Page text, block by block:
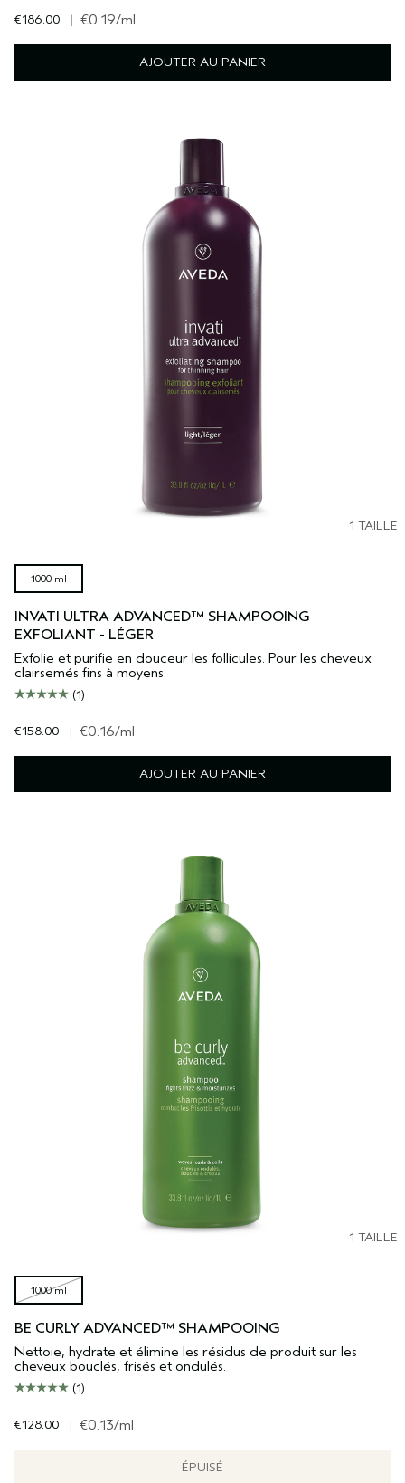
€186.00 | €0.19/ml
AJOUTER AU PANIER
1 TAILLE
1000 ml
INVATI ULTRA ADVANCED™ SHAMPOOING
EXFOLIANT - LÉGER
Exfolie et purifie en douceur les follicules. Pour les cheveux
clairsemés fins à moyens.
(1)
€158.00 | €0.16/ml
AJOUTER AU PANIER
1 TAILLE
1000 ml
BE CURLY ADVANCED™ SHAMPOOING
Nettoie, hydrate et élimine les résidus de produit sur les
cheveux bouclés, frisés et ondulés.
(1)
€128.00 | €0.13/ml
ÉPUISÉ